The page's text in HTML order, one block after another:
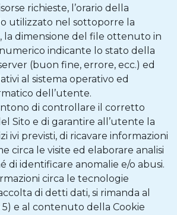
richieste, l’orario della
utilizzato nel sottoporre la
la dimensione del file ottenuto in
indicante lo stato della
(buon fine, errore, ecc.) ed
al sistema operativo ed
dell’utente.
di controllare il corretto
Sito e di garantire all’utente la
ivi previsti, di ricavare informazioni
circa le visite ed elaborare analisi
di identificare anomalie e/o abusi.
circa le tecnologie
di detti dati, si rimanda al
e al contenuto della Cookie